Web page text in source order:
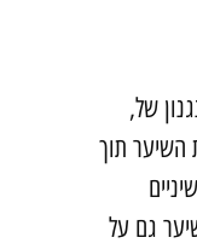
של,
השיער תוך
גם על